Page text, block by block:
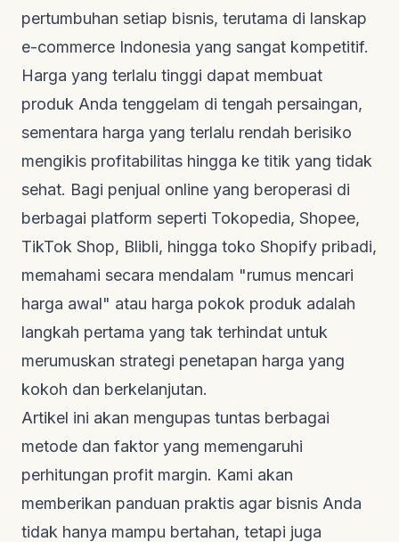
pertumbuhan setiap bisnis, terutama di lanskap
e-commerce Indonesia yang sangat kompetitif.
Harga yang terlalu tinggi dapat membuat
produk Anda tenggelam di tengah persaingan,
sementara harga yang terlalu rendah berisiko
mengikis profitabilitas hingga ke titik yang tidak
sehat. Bagi penjual online yang beroperasi di
berbagai platform seperti Tokopedia, Shopee,
TikTok Shop, Blibli, hingga toko Shopify pribadi,
memahami secara mendalam "rumus mencari
harga awal" atau harga pokok produk adalah
langkah pertama yang tak terhindat untuk
merumuskan strategi penetapan harga yang
kokoh dan berkelanjutan.
Artikel ini akan mengupas tuntas berbagai
metode dan faktor yang memengaruhi
perhitungan profit margin. Kami akan
memberikan panduan praktis agar bisnis Anda
tidak hanya mampu bertahan, tetapi juga